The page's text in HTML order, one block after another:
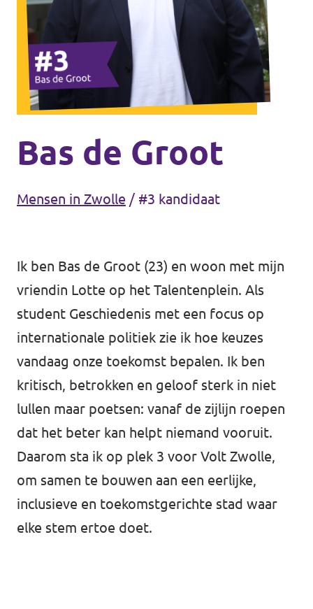
Agenda
Gemeenteraadsverkiezingen 2026
Doneer
Almelo
Enschede
Hengelo
Zwolle
Bas de Groot
Mensen in Zwolle / #3 kandidaat
Ik ben Bas de Groot (23) en woon met mijn
vriendin Lotte op het Talentenplein. Als
student Geschiedenis met een focus op
internationale politiek zie ik hoe keuzes
vandaag onze toekomst bepalen. Ik ben
kritisch, betrokken en geloof sterk in niet
lullen maar poetsen: vanaf de zijlijn roepen
dat het beter kan helpt niemand vooruit.
Daarom sta ik op plek 3 voor Volt Zwolle,
om samen te bouwen aan een eerlijke,
inclusieve en toekomstgerichte stad waar
elke stem ertoe doet.